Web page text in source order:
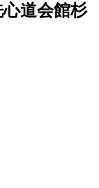
道会館杉